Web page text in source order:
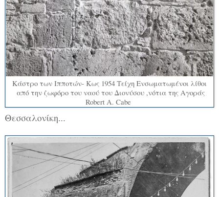
Κάστρο των Ιπποτών- Κως 1954 Τείχη Ενσωματωμένοι λίθοι
από την ζωφόρο του ναού του Διονύσου ,νότια της Αγοράς
Robert A. Cabe
Θεσσαλονίκη...